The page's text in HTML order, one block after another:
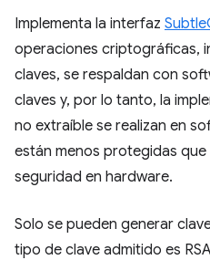
Implementa la interfaz
operaciones criptográficas,
claves, se respaldan con
claves y, por lo tanto, la
no extraíble se realizan en
están menos protegidas
seguridad en hardware.
Solo se pueden generar
tipo de clave admitido es